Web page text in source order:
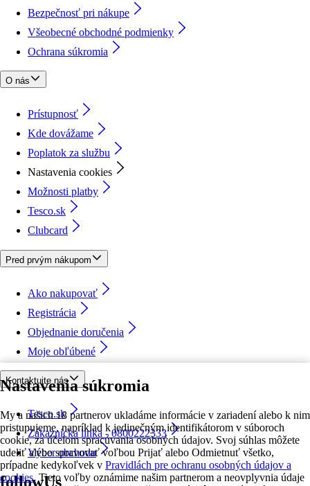
Nastavenia súkromia
My a našich 18 partnerov ukladáme informácie v zariadení alebo k nim
pristupujeme, napríklad k jedinečným identifikátorom v súboroch
cookie, za účelom spracúvania osobných údajov. Svoj súhlas môžete
udeliť alebo spravovať voľbou Prijať alebo Odmietnuť všetko,
prípadne kedykoľvek v Pravidlách pre ochranu osobných údajov a
cookies. Tieto voľby oznámime našim partnerom a neovplyvnia údaje
Bezpečnosť pri nákupe
Všeobecné obchodné podmienky
Ochrana súkromia
O nás
Prístupnosť
Kde dovážame
Poplatok za službu
Nastavenia cookies
Možnosti platby
Tesco.sk
Clubcard
Pred prvým nákupom
Ako nakupovať
Registrácia
Objednanie doručenia
Moje obľúbené
Kontaktujte nás
Tesco.sk
Zákaznícka linka - 0800222333
Výber obchodu
followUs